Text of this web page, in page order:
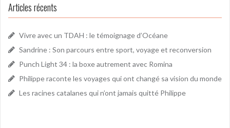
Articles récents
Vivre avec un TDAH : le témoignage d’Océane
Sandrine : Son parcours entre sport, voyage et reconversion
Punch Light 34 : la boxe autrement avec Romina
Philippe raconte les voyages qui ont changé sa vision du monde
Les racines catalanes qui n’ont jamais quitté Philippe